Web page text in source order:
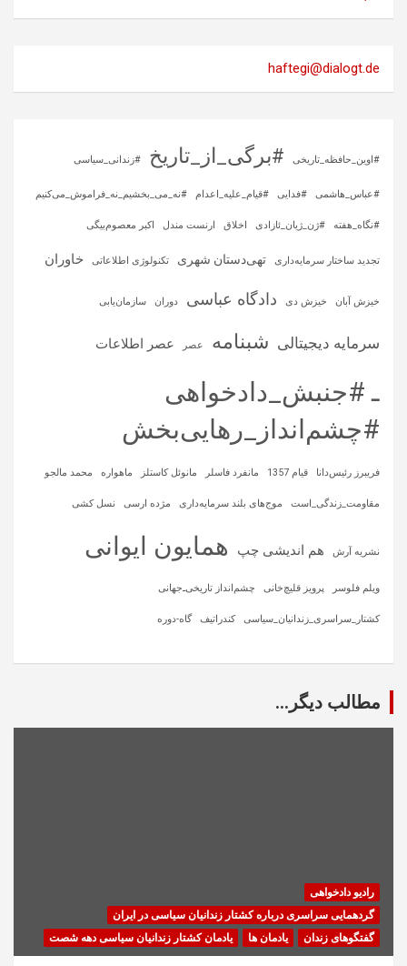
haftegi@dialogt.de
#اوین_حافظه_تاریخی #برگی_از_تاریخ #زندانی_سیاسی
#عباس_هاشمی #فدایی #قیام_علیه_اعدام #نه_می_بخشیم_نه_فراموش_می‌کنیم
#نگاه_هفته #ژن_ژیان_ئازادی اخلاق ارنست مندل اکبر معصوم‌بیگی
تجدید ساختار سرمایه‌داری تهی‌دستان شهری تکنولوژی اطلاعاتی خاوران
خیزش آبان خیزش دی دادگاه عباسی دوران سازمان‌یابی
سرمایه‌ دیجیتالی شبنامه عصر عصر اطلاعات
ـ #جنبش_دادخواهی
#چشم‌انداز_رهایی‌بخش
فریبرز رئیس‌دانا قیام 1357 مانفرد فاسلر مانوئل کاستلز ماهواره‌ محمد مالجو
مقاومت_زندگی_است موج‌های بلند سرمایه‌داری مژده ارسی نسل کشی
نشریه آرش هم اندیشی چپ همایون ایوانی
ویلم فلوسر پرویز قلیچ‌خانی چشم‌انداز تاریخی‌ـ‌جهانی
کشتار_سراسری_زندانیان_سیاسی کندراتیف گاه-دوره
مطالب دیگر...
رادیو دادخواهی
گردهمایی سراسری درباره کشتار زندانیان سیاسی در ایران
گفتگوهای زندان
یادمان ها یادمان کشتار زندانیان سیاسی دهه شصت